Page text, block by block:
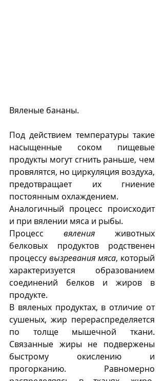
Вяленые бананы.
Под действием температуры такие
насыщенные соком пищевые
продукты могут сгнить раньше, чем
провялятся, но циркуляция воздуха,
предотвращает их гниение
постоянным охлаждением.
Аналогичный процесс происходит
и при вялении мяса и рыбы.
Процесс вяления животных
белковых продуктов родственен
процессу вызревания мяса, который
характеризуется образованием
соединений белков и жиров в
продукте.
В вяленых продуктах, в отличие от
сушеных, жир перераспределяется
по толще мышечной ткани.
Связанные жиры не подвержены
быстрому окислению и
прогорканию. Равномерно